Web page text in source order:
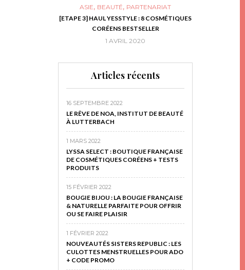
ASIE, BEAUTÉ, PARTENARIAT
[ETAPE 3] HAUL YESSTYLE : 8 COSMÉTIQUES
CORÉENS BESTSELLER
1 AVRIL 2020
Articles récents
16 SEPTEMBRE 2022
LE RÊVE DE NOA, INSTITUT DE BEAUTÉ
À LUTTERBACH
1 MARS 2022
LYSSA SELECT : BOUTIQUE FRANÇAISE
DE COSMÉTIQUES CORÉENS + TESTS
PRODUITS
15 FÉVRIER 2022
BOUGIE BIJOU : LA BOUGIE FRANÇAISE
& NATURELLE PARFAITE POUR OFFRIR
OU SE FAIRE PLAISIR
1 FÉVRIER 2022
NOUVEAUTÉS SISTERS REPUBLIC : LES
CULOTTES MENSTRUELLES POUR ADO
+ CODE PROMO